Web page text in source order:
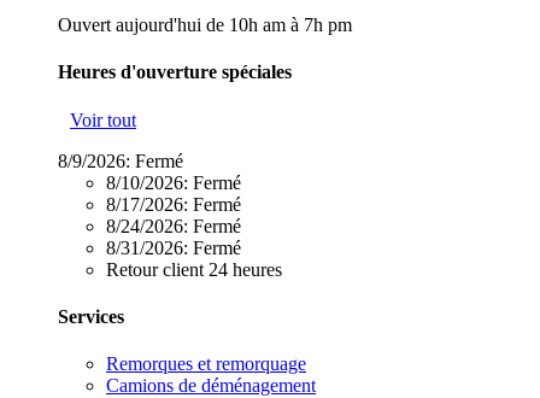
Ouvert aujourd'hui de 10h am à 7h pm
Heures d'ouverture spéciales
Voir tout
8/9/2026: Fermé
8/10/2026: Fermé
8/17/2026: Fermé
8/24/2026: Fermé
8/31/2026: Fermé
Retour client 24 heures
Services
Remorques et remorquage
Camions de déménagement